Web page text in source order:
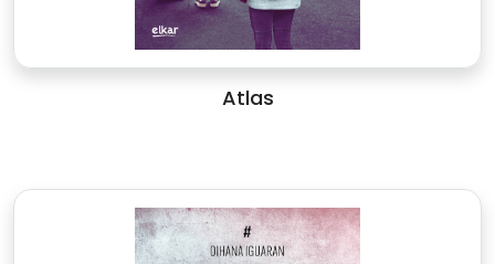
Atlas